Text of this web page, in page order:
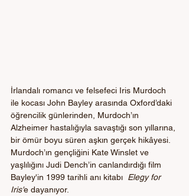
İrlandalı romancı ve felsefeci Iris Murdoch
ile kocası John Bayley arasında Oxford’daki
öğrencilik günlerinden, Murdoch’ın
Alzheimer hastalığıyla savaştığı son yıllarına,
bir ömür boyu süren aşkın gerçek hikâyesi.
Murdoch’ın gençliğini Kate Winslet ve
yaşlılığını Judi Dench’in canlandırdığı film
Bayley'in 1999 tarihli anı kitabı Elegy for
Iris'e dayanıyor.